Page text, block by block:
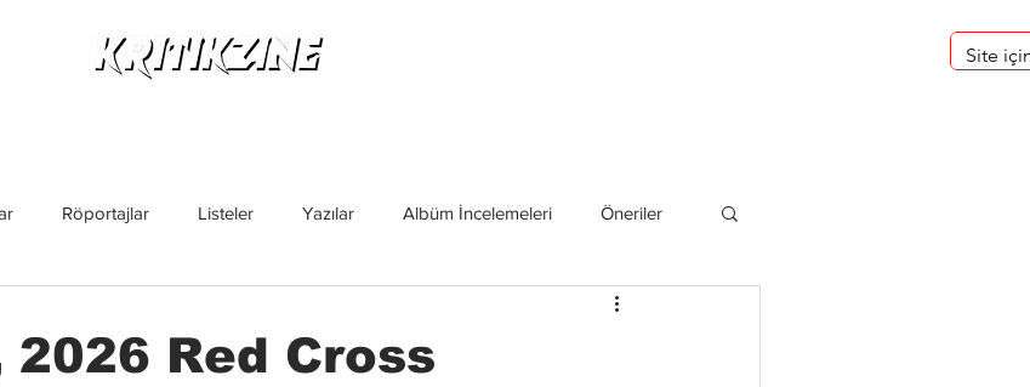
Röportajlar Listeler Yazılar Albüm İncelemeleri Öneriler
Red Cross